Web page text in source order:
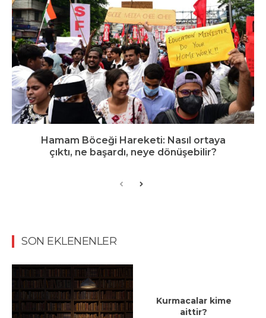
Hamam Böceği Hareketi: Nasıl ortaya
çıktı, ne başardı, neye dönüşebilir?
SON EKLENENLER
Kurmacalar kime
aittir?